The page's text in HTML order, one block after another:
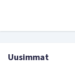
Uusimmat